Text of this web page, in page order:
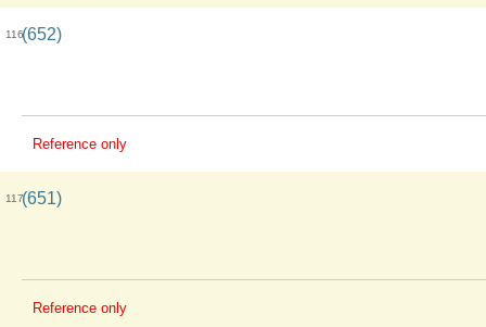
116(652)
Reference only
117(651)
Reference only